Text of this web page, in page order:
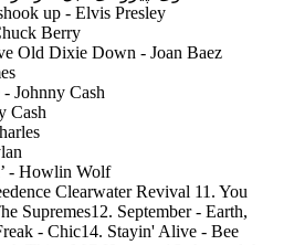
up - Elvis Presley
Berry
Old Dixie Down - Joan Baez
Johnny Cash
Cash
- Howlin Wolf
Clearwater Revival 11. You
Supremes12. September - Earth,
- Chic14. Stayin' Alive - Bee